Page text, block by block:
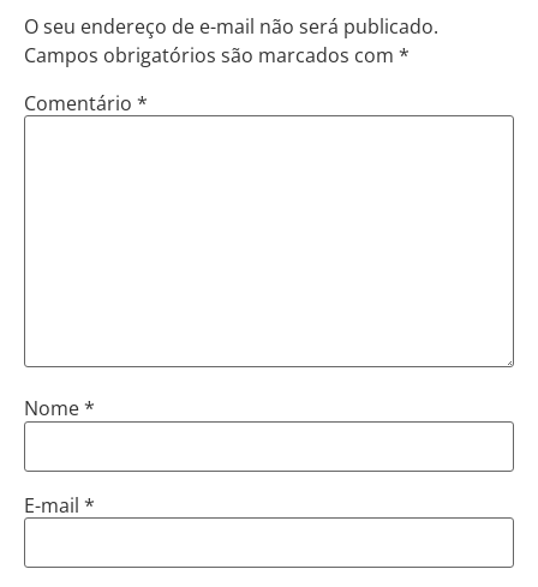
O seu endereço de e-mail não será publicado.
Campos obrigatórios são marcados com *
Comentário *
Nome*
E-mail *